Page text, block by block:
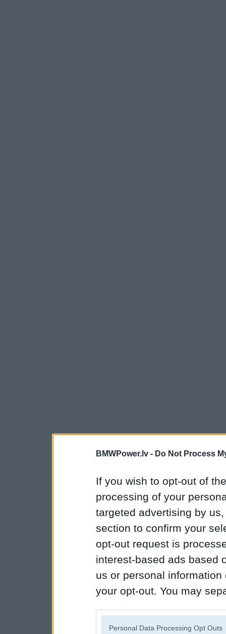
BMWPower.lv - Do Not Process
If you wish to opt-out of
processing of your
targeted advertising by
section to confirm your
opt-out request is
interest-based ads based
us or personal
your opt-out. You may
Personal Data Processing Opt Outs